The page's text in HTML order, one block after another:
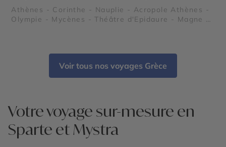
Athènes - Corinthe - Nauplie - Acropole Athènes -
Olympie - Mycènes - Théâtre d'Epidaure - Magne -
Voir tous nos voyages Grèce
Votre voyage sur-mesure en
Sparte et Mystra